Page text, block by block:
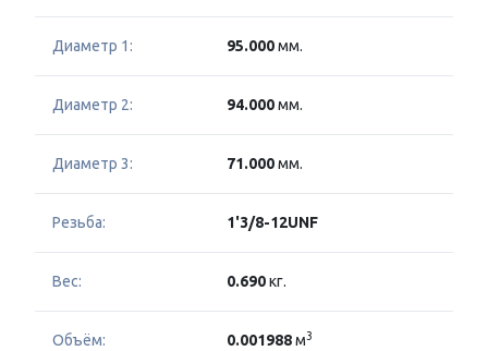
Диаметр 1: 95.000мм.
Диаметр 2: 94.000мм.
Диаметр 3: 71.000мм.
Резьба: 1'3/8-12UNF
Вес: 0.690кг.
Объём: 0.001988м3